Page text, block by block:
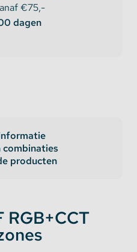
€75,-
dagen
combinaties
producten
RGB+CCT